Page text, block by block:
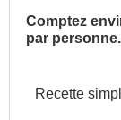
Comptez
par personne.
Recette